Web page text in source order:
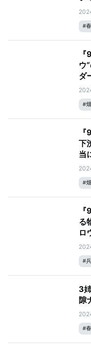
#
#
ウ
ダ
#
下
当
#
る
ロ
#
3
隙
#